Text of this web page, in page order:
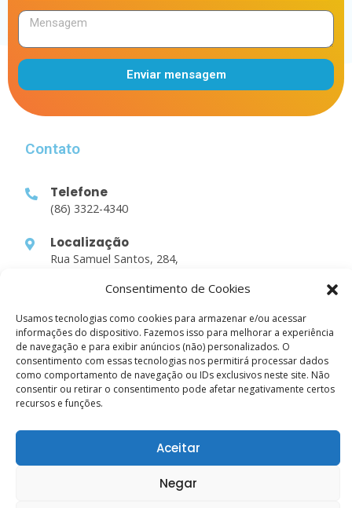
Consentimento de Cookies
Usamos tecnologias como cookies para armazenar e/ou acessar
informações do dispositivo. Fazemos isso para melhorar a experiência
de navegação e para exibir anúncios (não) personalizados. O
consentimento com essas tecnologias nos permitirá processar dados
como comportamento de navegação ou IDs exclusivos neste site. Não
consentir ou retirar o consentimento pode afetar negativamente certos
recursos e funções.
Aceitar
Negar
Enviar mensagem
Contato
Telefone
(86) 3322-4340
Localização
Rua Samuel Santos, 284,
Links Rápidos
Sobre nós
Atividades
Estudos